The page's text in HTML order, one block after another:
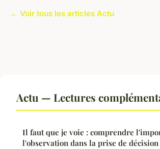
← Voir tous les articles Actu
Actu — Lectures
Il faut que je voie : comprendre
l'observation dans la prise de décision